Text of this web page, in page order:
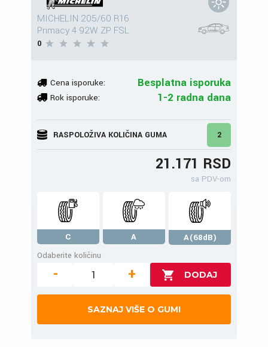
MICHELIN 205/60 R16
Primacy 4 92W ZP FSL
0
Cena isporuke: Besplatna isporuka
Rok isporuke: 1-2 radna dana
RASPOLOŽIVA KOLIČINA GUMA 2
21.171 RSD
sa PDV-om
C A
A(68dB)
Odaberite količinu
- +
SAZNAJ VIŠE O GUMI